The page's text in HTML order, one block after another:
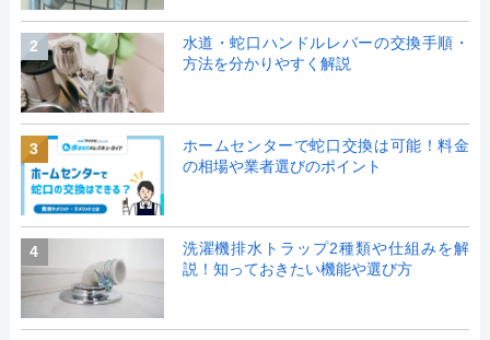
2
水道・蛇口ハンドルレバーの交換手順・
方法を分かりやすく解説
3
ホームセンターで蛇口交換は可能！料金
の相場や業者選びのポイント
4
洗濯機排水トラップ2種類や仕組みを解
説！知っておきたい機能や選び方